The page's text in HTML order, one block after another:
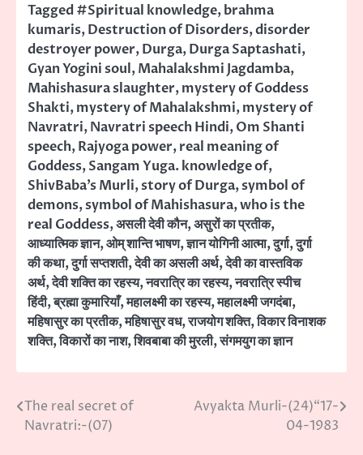
Tagged#Spiritual knowledge,brahma
kumaris,Destruction of Disorders,disorder
destroyer power,Durga,Durga Saptashati,
Gyan Yogini soul,Mahalakshmi Jagdamba,
Mahishasura slaughter,mystery of Goddess
Shakti,mystery of Mahalakshmi,mystery of
Navratri,Navratri speech Hindi,Om Shanti
speech,Rajyoga power,real meaning of
Goddess,Sangam Yuga. knowledge of,
ShivBaba’s Murli,story of Durga,symbol of
demons,symbol of Mahishasura,who is the
real Goddess,असली देवी कौन,असुरों का प्रतीक,
आध्यात्मिक ज्ञान,ओम् शान्ति भाषण,ज्ञान योगिनी आत्मा,दुर्गा,दुर्गा
की कथा,दुर्गा सप्तशती,देवी का असली अर्थ,देवी का वास्तविक
अर्थ,देवी शक्ति का रहस्य,नवरात्रि का रहस्य,नवरात्रि स्पीच
हिंदी,ब्रह्मा कुमारियाँ,महालक्ष्मी का रहस्य,महालक्ष्मी जगदंबा,
महिषासुर का प्रतीक,महिषासुर वध,राजयोग शक्ति,विकार विनाशक
शक्ति,विकारों का नाश,शिवबाबा की मुरली,संगमयुग का ज्ञान
Post
navigation
The real secret of
Navratri:-(07)
Avyakta Murli-(24)“17-
04-1983